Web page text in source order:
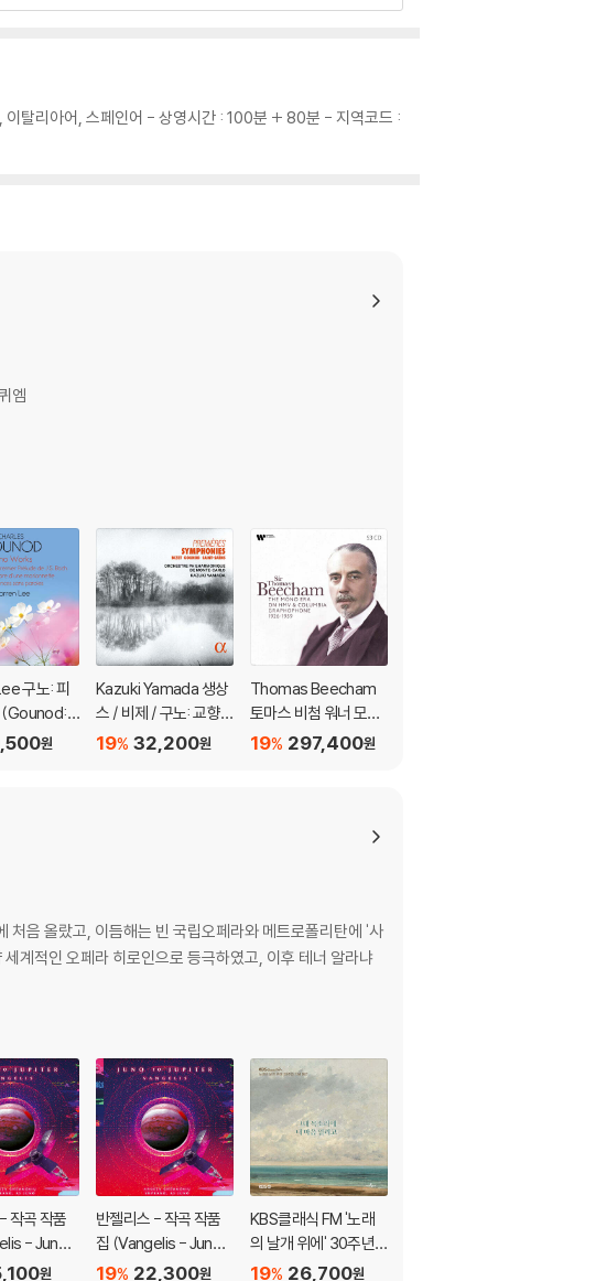
탈리아어, 스페인어 - 상영시간 : 100분 + 80분 - 지역코드 :
엠
구노: 피
(Gounod: P
- Roman
원
Kazuki Yamada 생상
스 / 비제 / 구노: 교향
곡집 (Bizet / Gouno
32,200원
19%
Thomas Beecham
토마스 비첨 워너 모노
컬렉션 (Sir Thomas
e 1926-1959) [53C
297,400원
19%
음 올랐고, 이듬해는 빈 국립오페라와 메트로폴리탄에 '사
계적인 오페라 히로인으로 등극하였고, 이후 테너 알라냐
작곡 작품
- Juno T
[2LP]원
반젤리스 - 작곡 작품
집 (Vangelis - Juno T
o Jupiter)22,300원
19%
KBS클래식 FM '노래
의 날개 위에' 30주년
기념 음반 - 그대 목소
26,700원
19%